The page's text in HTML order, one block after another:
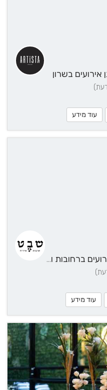
עוד מידע
שבט | Shevett - אולם וגן אירועים ברחובות והסביבה
עוד מידע